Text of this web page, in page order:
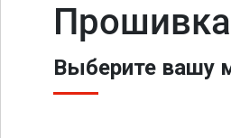
Выберите вашу